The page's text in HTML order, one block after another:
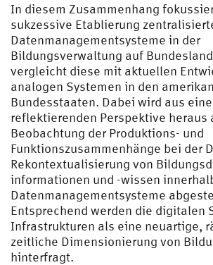
In diesem Zusammenhang
sukzessive Etablierung
Datenmanagementsysteme in der
Bildungsverwaltung auf
vergleicht diese mit aktuellen
analogen Systemen in den
Bundesstaaten. Dabei wird aus
reflektierenden Perspektive heraus
Beobachtung der Produktions- und
Funktionszusammenhänge bei der
Rekontextualisierung von
informationen und -wissen
Datenmanagementsysteme
Entsprechend werden die digitalen
Infrastrukturen als eine neuartige,
zeitliche Dimensionierung von
hinterfragt.